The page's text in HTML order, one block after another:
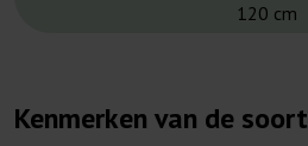
120 cm
Kenmerken van de soort